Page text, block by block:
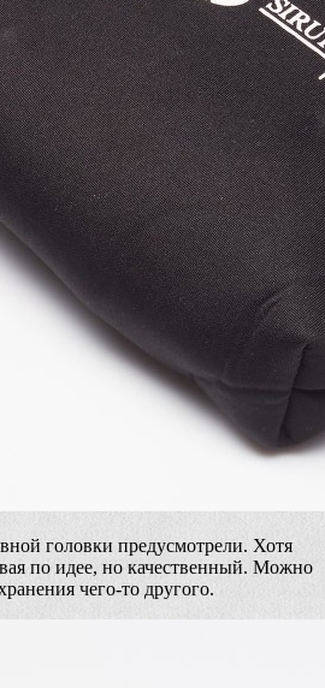
головки предусмотрели. Хотя
по идее, но качественный. Можно
чего-то другого.